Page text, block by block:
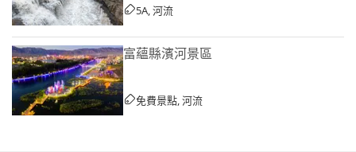
5A, 河流
富蘊縣濱河景區
免費景點, 河流